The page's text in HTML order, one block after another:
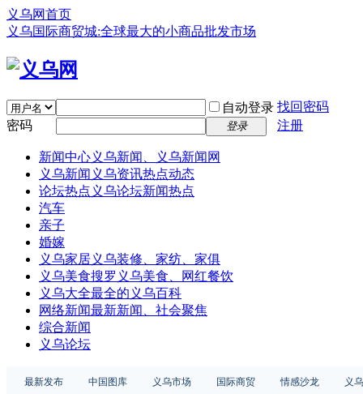
义乌网首页
义乌国际商贸城:全球最大的小商品批发市场
自动登录 找回密码
密码
登录 注册
新闻中心义乌新闻、义乌新闻网
义乌新闻 义乌资讯热点动态
论坛热点 义乌论坛新闻热点
汽车
亲子
婚嫁
义乌家居义乌装修、家纺、家俱
义乌美食搜罗义乌美食、网红餐饮
义乌大全最全的义乌百科
网络新闻最新新闻、社会聚焦
综合新闻
义乌论坛
最新发布 中国图库 义乌市场 国际商贸 情感沙龙
义